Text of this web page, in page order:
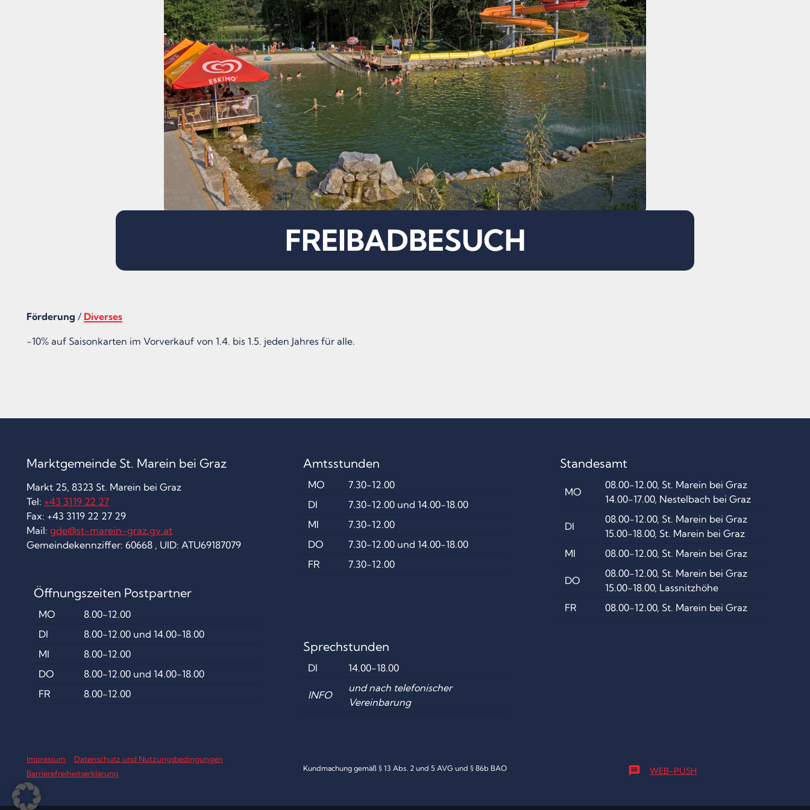
FREIBADBESUCH
Förderung / Diverses
-10% auf Saisonkarten im Vorverkauf von 1.4. bis 1.5. jeden Jahres für alle.
Marktgemeinde St. Marein bei Graz
Markt 25, 8323 St. Marein bei Graz
Tel: +43 3119 22 27
Fax: +43 3119 22 27 29
Mail: gde@st-marein-graz.gv.at
Gemeindekennziffer: 60668 , UID: ATU69187079
Öffnungszeiten Postpartner
MO
8.00-12.00
DI
8.00-12.00 und 14.00-18.00
MI
8.00-12.00
DO
8.00-12.00 und 14.00-18.00
FR
8.00-12.00
Amtsstunden
MO
7.30-12.00
DI
7.30-12.00 und 14.00-18.00
MI
7.30-12.00
DO
7.30-12.00 und 14.00-18.00
FR
7.30-12.00
Standesamt
MO
08.00-12.00, St. Marein bei Graz
14.00-17.00, Nestelbach bei Graz
DI
08.00-12.00, St. Marein bei Graz
15.00-18.00, St. Marein bei Graz
MI
08.00-12.00, St. Marein bei Graz
DO
08.00-12.00, St. Marein bei Graz
15.00-18.00, Lassnitzhöhe
FR
08.00-12.00, St. Marein bei Graz
Sprechstunden
DI 14.00-18.00
INFO
und nach telefonischer
Vereinbarung
Impressum
Datenschutz und Nutzungsbedingungen
Barrierefreiheitserklärung
Kundmachung gemäß § 13 Abs. 2 und 5 AVG und § 86b BAO message WEB-PUSH